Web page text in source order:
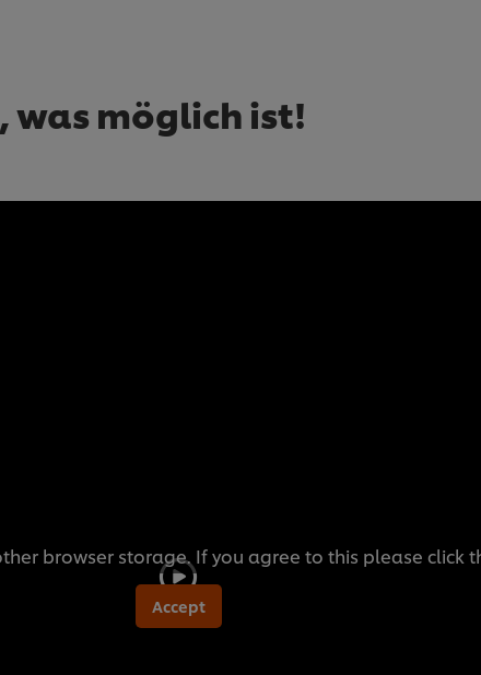
was möglich ist!
browser storage. If you agree to this please click
Accept